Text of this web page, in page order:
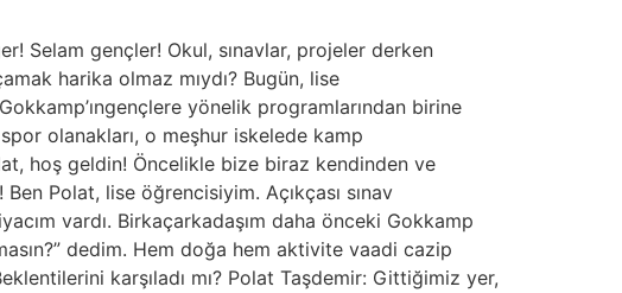
Selam gençler! Okul, sınavlar, projeler derken
harika olmaz mıydı? Bugün, lise
yönelik programlarından birine
olanakları, o meşhur iskelede kamp
hoş geldin! Öncelikle bize biraz kendinden ve
Polat, lise öğrencisiyim. Açıkçası sınav
vardı. Birkaçarkadaşım daha önceki Gokkamp
dedim. Hem doğa hem aktivite vaadi cazip
karşıladı mı? Polat Taşdemir: Gittiğimiz yer,